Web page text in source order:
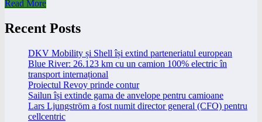
Read More
Recent Posts
DKV Mobility și Shell își extind parteneriatul european
Blue River: 26.123 km cu un camion 100% electric în
transport internațional
Proiectul Revoy prinde contur
Sailun își extinde gama de anvelope pentru camioane
Lars Ljungström a fost numit director general (CFO) pentru
cellcentric